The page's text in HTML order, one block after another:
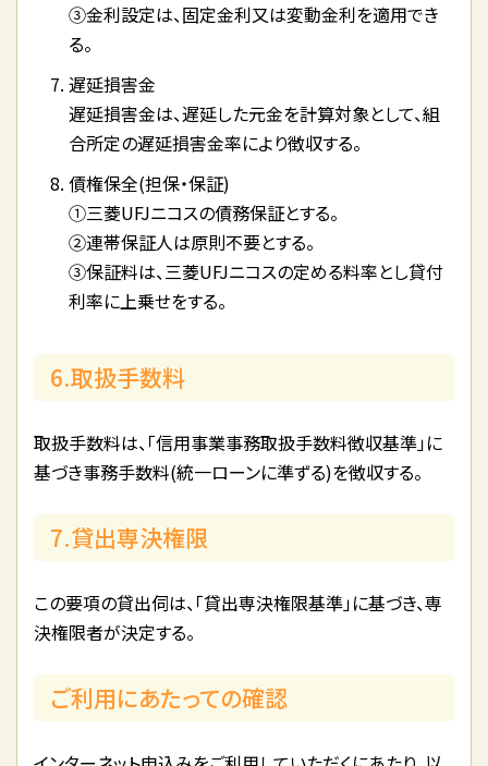
③金利設定は、固定金利又は変動金利を適用でき
る。
遅延損害金
遅延損害金は、遅延した元金を計算対象として、組
合所定の遅延損害金率により徴収する。
債権保全(担保・保証)
①三菱UFJニコスの債務保証とする。
②連帯保証人は原則不要とする。
③保証料は、三菱UFJニコスの定める料率とし貸付
利率に上乗せをする。
6.取扱手数料
取扱手数料は、「信用事業事務取扱手数料徴収基準」に
基づき事務手数料(統一ローンに準ずる)を徴収する。
7.貸出専決権限
この要項の貸出伺は、「貸出専決権限基準」に基づき、専
決権限者が決定する。
ご利用にあたっての確認